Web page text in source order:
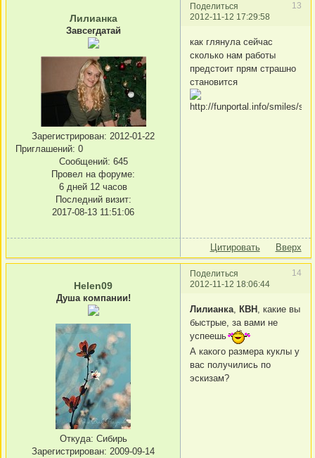
Поделиться
13
2012-11-12 17:29:58
Лилианка
Завсегдатай
Зарегистрирован: 2012-01-22
Приглашений: 0
Сообщений: 645
Провел на форуме:
6 дней 12 часов
Последний визит:
2017-08-13 11:51:06
как глянула сейчас
сколько нам работы
предстоит прям страшно
становится
Цитировать Вверх
Поделиться
14
2012-11-12 18:06:44
Helen09
Душа компании!
Откуда: Сибирь
Зарегистрирован: 2009-09-14
Лилианка КВН
, какие вы
быстрые, за вами не
успеешь
А какого размера куклы у
вас получились по
эскизам?